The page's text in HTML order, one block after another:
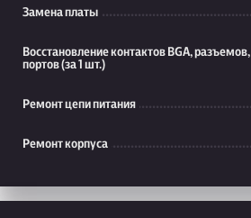
Замена платы
Восстановление контактов BGA, разъемов,
портов (за 1 шт.)
Ремонт цепи питания
Ремонт корпуса